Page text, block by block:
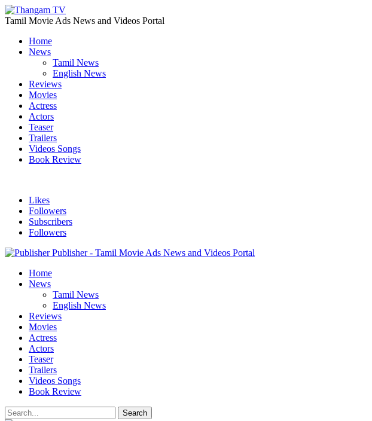
Tamil Movie Ads News and Videos Portal
Home
News
Tamil News
English News
Reviews
Movies
Actress
Actors
Teaser
Trailers
Videos Songs
Book Review
Likes
Followers
Subscribers
Followers
Publisher - Tamil Movie Ads News and Videos Portal
Home
News
Tamil News
English News
Reviews
Movies
Actress
Actors
Teaser
Trailers
Videos Songs
Book Review